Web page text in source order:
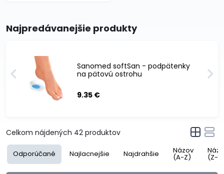
Najpredávanejšie produkty
Sanomed softSan - podpätenky
na pätovú ostrohu
9.35 €
Celkom nájdených 42 produktov
Odporúčané Najlacnejšie Najdrahšie Názov
(A-Z) (Z-